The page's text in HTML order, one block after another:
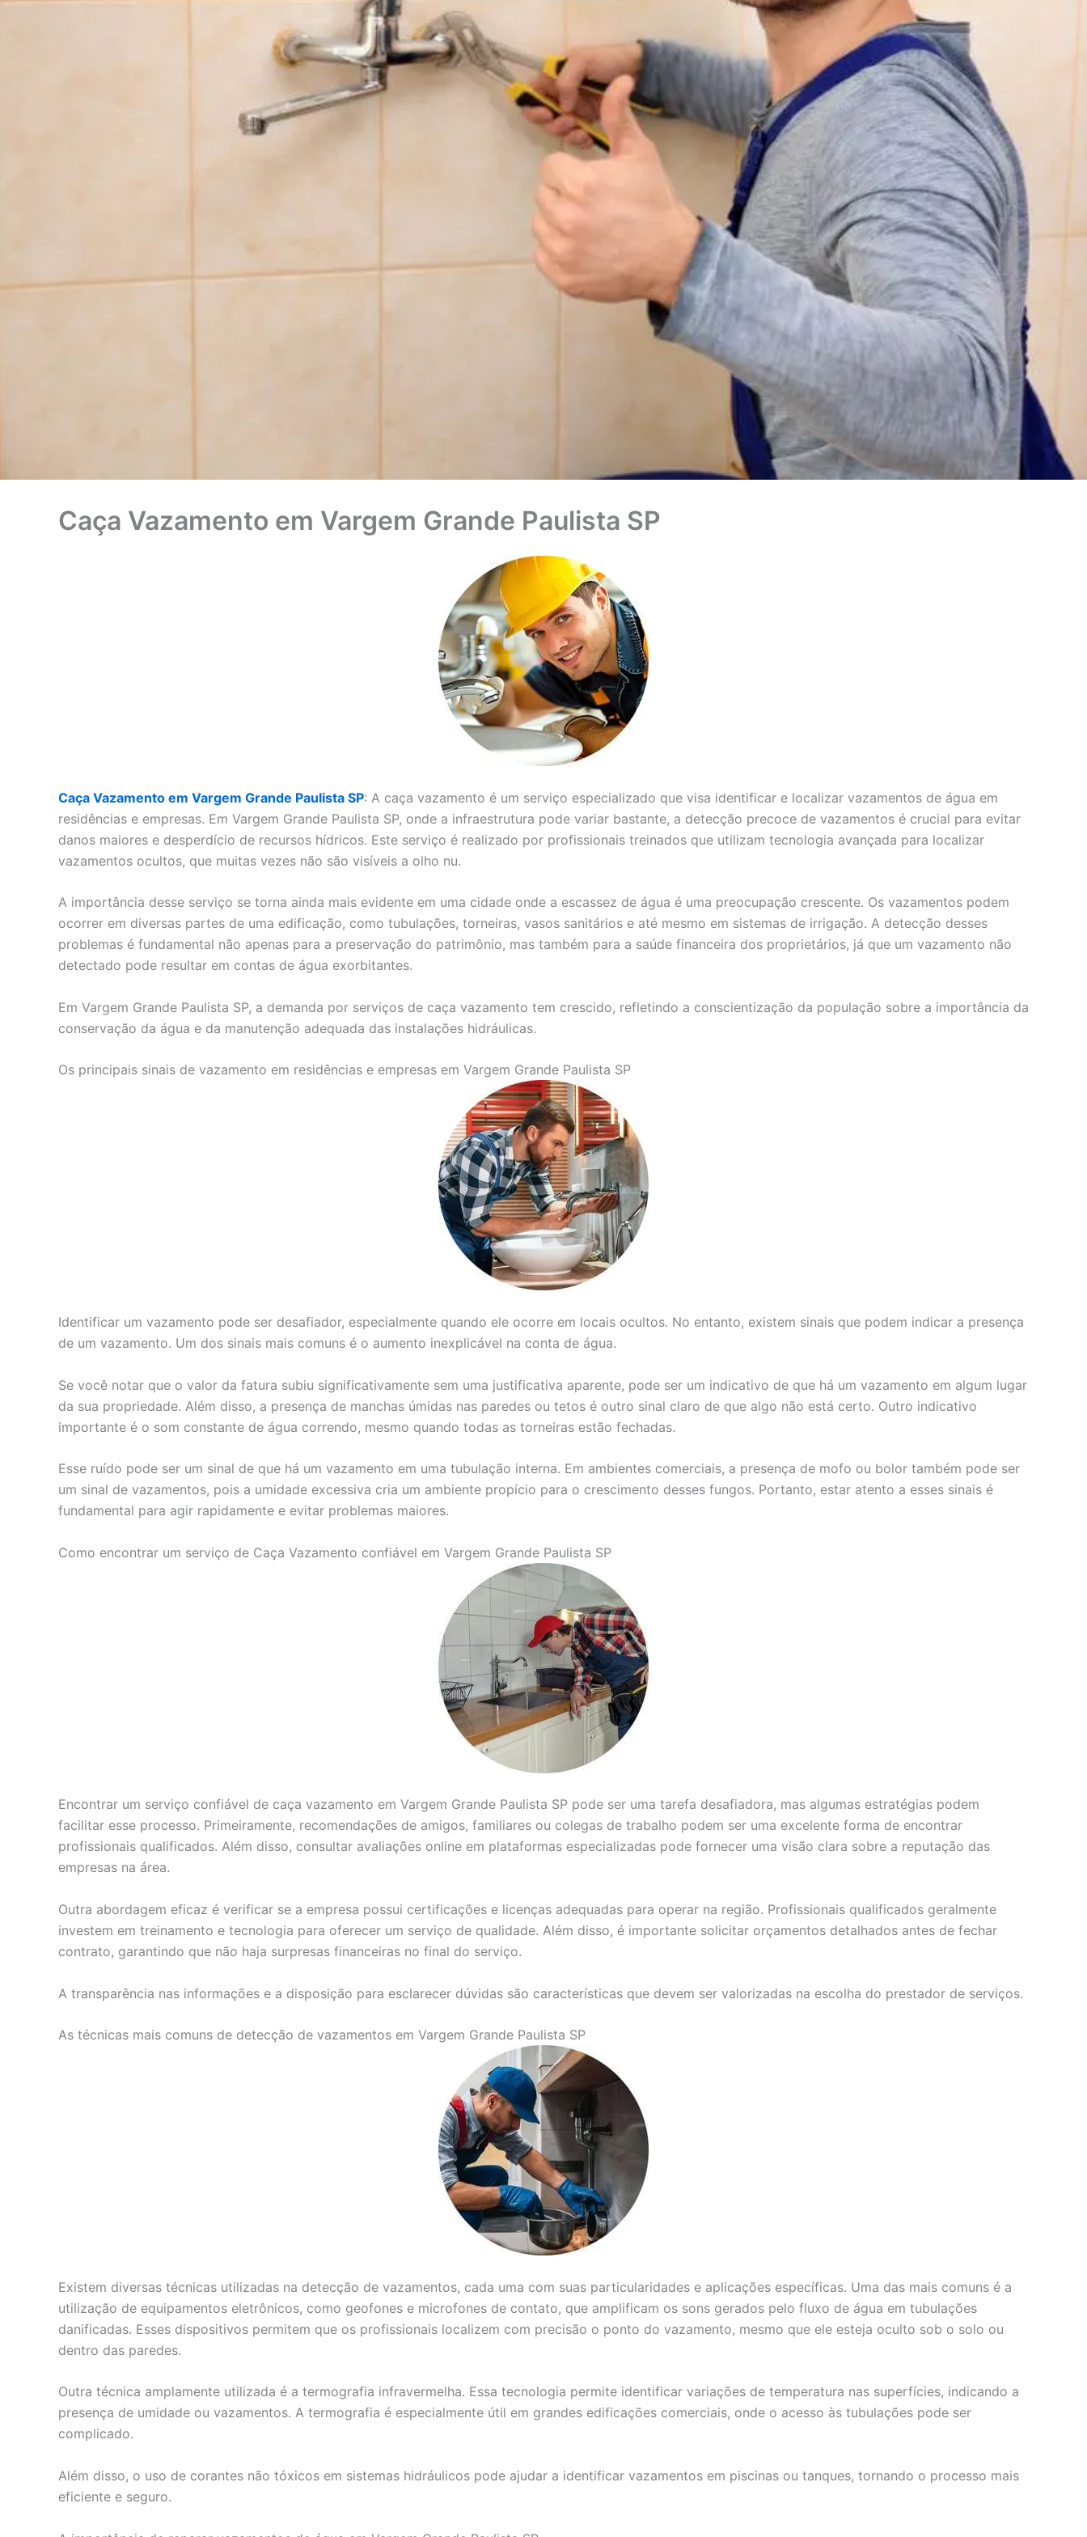
Caça Vazamento em Vargem Grande Paulista SP
Caça Vazamento em Vargem Grande Paulista SP: A caça vazamento é um serviço especializado que visa identificar e localizar vazamentos de água em
residências e empresas. Em Vargem Grande Paulista SP, onde a infraestrutura pode variar bastante, a detecção precoce de vazamentos é crucial para evitar
danos maiores e desperdício de recursos hídricos. Este serviço é realizado por profissionais treinados que utilizam tecnologia avançada para localizar
vazamentos ocultos, que muitas vezes não são visíveis a olho nu.
A importância desse serviço se torna ainda mais evidente em uma cidade onde a escassez de água é uma preocupação crescente. Os vazamentos podem
ocorrer em diversas partes de uma edificação, como tubulações, torneiras, vasos sanitários e até mesmo em sistemas de irrigação. A detecção desses
problemas é fundamental não apenas para a preservação do patrimônio, mas também para a saúde financeira dos proprietários, já que um vazamento não
detectado pode resultar em contas de água exorbitantes.
Em Vargem Grande Paulista SP, a demanda por serviços de caça vazamento tem crescido, refletindo a conscientização da população sobre a importância da
conservação da água e da manutenção adequada das instalações hidráulicas.
Os principais sinais de vazamento em residências e empresas em Vargem Grande Paulista SP
Identificar um vazamento pode ser desafiador, especialmente quando ele ocorre em locais ocultos. No entanto, existem sinais que podem indicar a presença
de um vazamento. Um dos sinais mais comuns é o aumento inexplicável na conta de água.
Se você notar que o valor da fatura subiu significativamente sem uma justificativa aparente, pode ser um indicativo de que há um vazamento em algum lugar
da sua propriedade. Além disso, a presença de manchas úmidas nas paredes ou tetos é outro sinal claro de que algo não está certo. Outro indicativo
importante é o som constante de água correndo, mesmo quando todas as torneiras estão fechadas.
Esse ruído pode ser um sinal de que há um vazamento em uma tubulação interna. Em ambientes comerciais, a presença de mofo ou bolor também pode ser
um sinal de vazamentos, pois a umidade excessiva cria um ambiente propício para o crescimento desses fungos. Portanto, estar atento a esses sinais é
fundamental para agir rapidamente e evitar problemas maiores.
Como encontrar um serviço de Caça Vazamento confiável em Vargem Grande Paulista SP
Encontrar um serviço confiável de caça vazamento em Vargem Grande Paulista SP pode ser uma tarefa desafiadora, mas algumas estratégias podem
facilitar esse processo. Primeiramente, recomendações de amigos, familiares ou colegas de trabalho podem ser uma excelente forma de encontrar
profissionais qualificados. Além disso, consultar avaliações online em plataformas especializadas pode fornecer uma visão clara sobre a reputação das
empresas na área.
Outra abordagem eficaz é verificar se a empresa possui certificações e licenças adequadas para operar na região. Profissionais qualificados geralmente
investem em treinamento e tecnologia para oferecer um serviço de qualidade. Além disso, é importante solicitar orçamentos detalhados antes de fechar
contrato, garantindo que não haja surpresas financeiras no final do serviço.
A transparência nas informações e a disposição para esclarecer dúvidas são características que devem ser valorizadas na escolha do prestador de serviços.
As técnicas mais comuns de detecção de vazamentos em Vargem Grande Paulista SP
Existem diversas técnicas utilizadas na detecção de vazamentos, cada uma com suas particularidades e aplicações específicas. Uma das mais comuns é a
utilização de equipamentos eletrônicos, como geofones e microfones de contato, que amplificam os sons gerados pelo fluxo de água em tubulações
danificadas. Esses dispositivos permitem que os profissionais localizem com precisão o ponto do vazamento, mesmo que ele esteja oculto sob o solo ou
dentro das paredes.
Outra técnica amplamente utilizada é a termografia infravermelha. Essa tecnologia permite identificar variações de temperatura nas superfícies, indicando a
presença de umidade ou vazamentos. A termografia é especialmente útil em grandes edificações comerciais, onde o acesso às tubulações pode ser
complicado.
Além disso, o uso de corantes não tóxicos em sistemas hidráulicos pode ajudar a identificar vazamentos em piscinas ou tanques, tornando o processo mais
eficiente e seguro.